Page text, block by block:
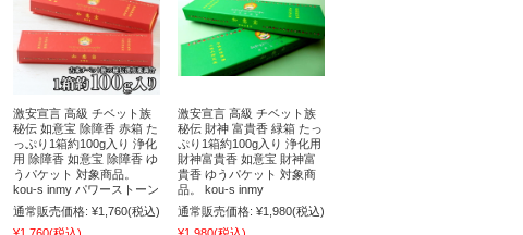
激安宣言 高級 チベット族
秘伝 如意宝 除障香 赤箱 た
っぷり1箱約100g入り 浄化
用 除障香 如意宝 除障香 ゆ
うパケット 対象商品。
kou-s inmy パワーストーン
通常販売価格: ¥1,760(税込)
激安宣言 高級 チベット族
秘伝 財神 富貴香 緑箱 たっ
ぷり1箱約100g入り 浄化用
財神富貴香 如意宝 財神富
貴香 ゆうパケット 対象商
品。 kou-s inmy
通常販売価格: ¥1,980(税込)